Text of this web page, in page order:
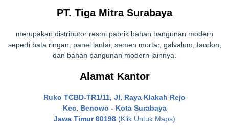
PT. Tiga Mitra Surabaya
merupakan distributor resmi pabrik bahan bangunan modern
seperti bata ringan, panel lantai, semen mortar, galvalum, tandon,
dan bahan bangunan modern lainnya.
Alamat Kantor
Ruko TCBD-TR1/11, Jl. Raya Klakah Rejo
Kec. Benowo - Kota Surabaya
Jawa Timur 60198 (Klik Untuk Maps)